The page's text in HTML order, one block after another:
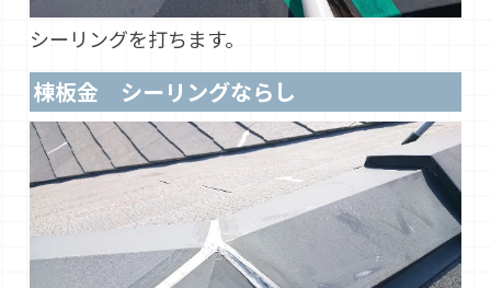
シーリングを打ちます。
棟板金 シーリングならし